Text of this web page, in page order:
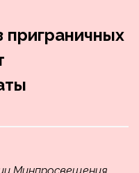
приграничных